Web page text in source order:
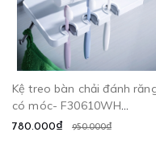
Kệ treo bàn chải đánh
có móc- F30610WH
CLEANMAX
780.000₫ 950.000₫